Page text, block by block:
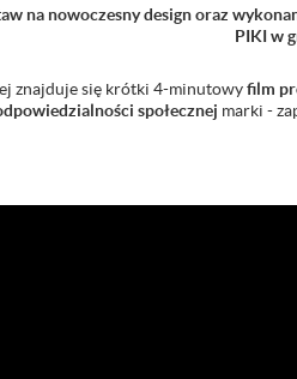
na nowoczesny design oraz
PIKI w
znajduje się krótki 4-minutowyfilm
społecznej marki -